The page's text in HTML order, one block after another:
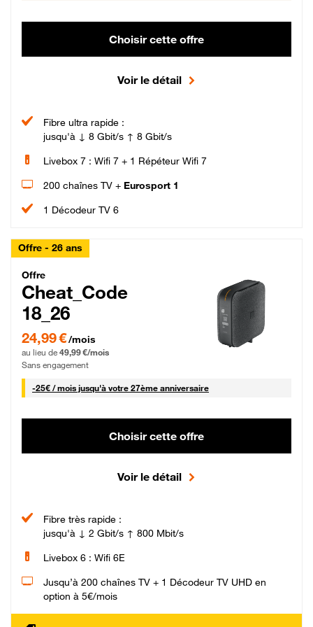
Choisir cette offre
Voir le détail
Fibre ultra rapide :
jusqu'à ↓ 8 Gbit/s ↑ 8 Gbit/s
Livebox 7 : Wifi 7 + 1 Répéteur Wifi 7
200 chaînes TV + Eurosport 1
1 Décodeur TV 6
Offre - 26 ans
Cheat_Code Fibre_18_26
Offre
Cheat_Code
18_26
24,99 € par mois pendant 0 mois puis 49,99 € par mois, Sans engagement
24,99 €/mois
au lieu de 49,99 €/mois
Sans engagement
-25€ / mois25 € par mois
jusqu'à votre 27ème anniversaire
Choisir cette offre
Voir le détail
Fibre très rapide :
jusqu'à ↓ 2 Gbit/s ↑ 800 Mbit/s
Livebox 6 : Wifi 6E
Jusqu’à 200 chaînes TV + 1 Décodeur TV UHD en
option à 5€/mois